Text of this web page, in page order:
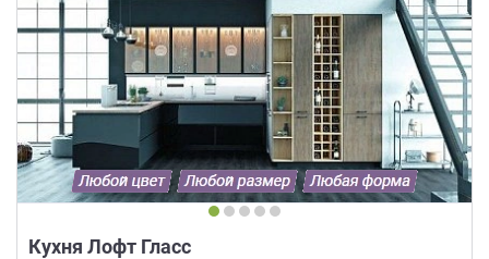
Кухня Лофт Гласс
персональных